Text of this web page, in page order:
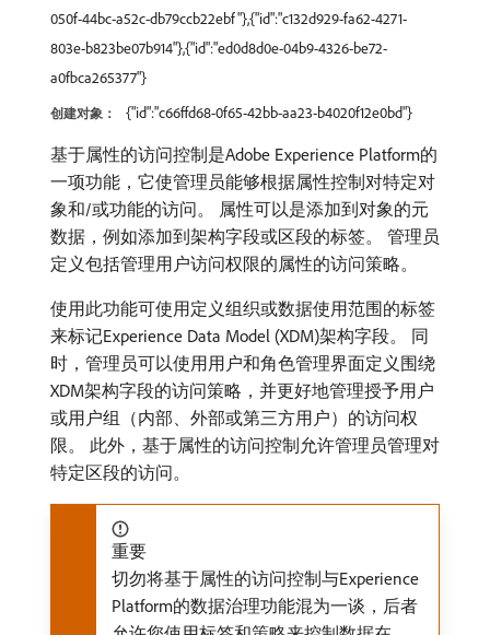
050f-44bc-a52c-db79ccb22ebf"},{"id":"c132d929-fa62-4271-
803e-b823be07b914"},{"id":"ed0d8d0e-04b9-4326-be72-
a0fbca265377"}
创建对象： {"id":"c66ffd68-0f65-42bb-aa23-b4020f12e0bd"}
基于属性的访问控制是Adobe Experience Platform的
一项功能，它使管理员能够根据属性控制对特定对
象和/或功能的访问。 属性可以是添加到对象的元
数据，例如添加到架构字段或区段的标签。 管理员
定义包括管理用户访问权限的属性的访问策略。
使用此功能可使用定义组织或数据使用范围的标签
来标记Experience Data Model (XDM)架构字段。 同
时，管理员可以使用用户和角色管理界面定义围绕
XDM架构字段的访问策略，并更好地管理授予用户
或用户组（内部、外部或第三方用户）的访问权
限。 此外，基于属性的访问控制允许管理员管理对
特定区段的访问。
重要
切勿将基于属性的访问控制与Experience
Platform的数据治理功能混为一谈，后者